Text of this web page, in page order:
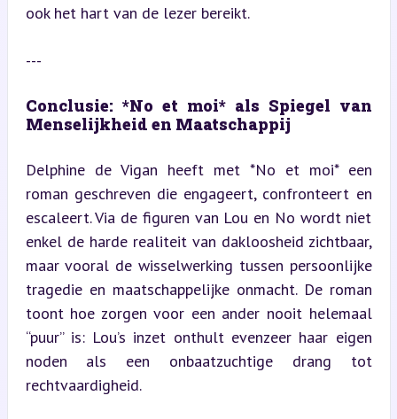
ook het hart van de lezer bereikt.
---
Conclusie: *No et moi* als Spiegel van
Menselijkheid en Maatschappij
Delphine de Vigan heeft met *No et moi* een
roman geschreven die engageert, confronteert en
escaleert. Via de figuren van Lou en No wordt niet
enkel de harde realiteit van dakloosheid zichtbaar,
maar vooral de wisselwerking tussen persoonlijke
tragedie en maatschappelijke onmacht. De roman
toont hoe zorgen voor een ander nooit helemaal
“puur” is: Lou’s inzet onthult evenzeer haar eigen
noden als een onbaatzuchtige drang tot
rechtvaardigheid.